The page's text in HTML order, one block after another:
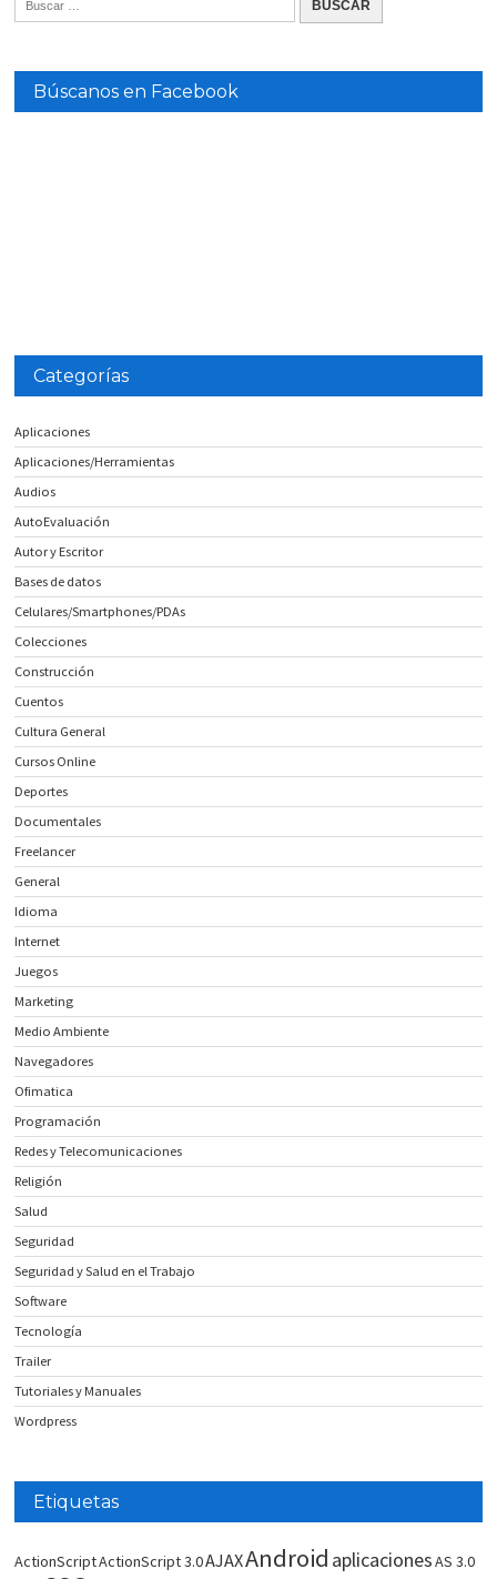
Búscanos en Facebook
Categorías
Aplicaciones
Aplicaciones/Herramientas
Audios
AutoEvaluación
Autor y Escritor
Bases de datos
Celulares/Smartphones/PDAs
Colecciones
Construcción
Cuentos
Cultura General
Cursos Online
Deportes
Documentales
Freelancer
General
Idioma
Internet
Juegos
Marketing
Medio Ambiente
Navegadores
Ofimatica
Programación
Redes y Telecomunicaciones
Religión
Salud
Seguridad
Seguridad y Salud en el Trabajo
Software
Tecnología
Trailer
Tutoriales y Manuales
Wordpress
Etiquetas
ActionScriptActionScript 3.0AJAXAndroid aplicacionesAS 3.0